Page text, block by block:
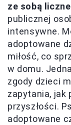
ze sobą
publicznej
intensywne.
adoptowane
miłość, co
w domu.
zgody dzieci
zapytania, jak
przyszłości.
adoptowane